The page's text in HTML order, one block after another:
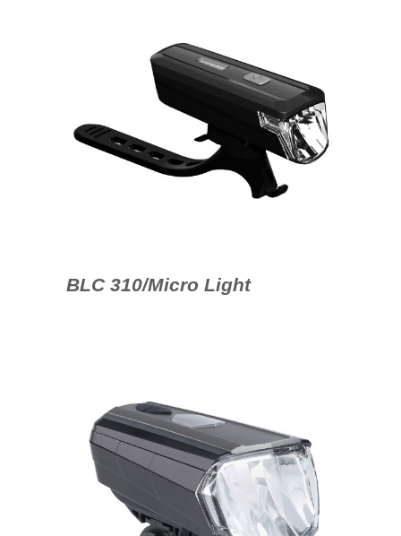
BLC 310/Micro Light